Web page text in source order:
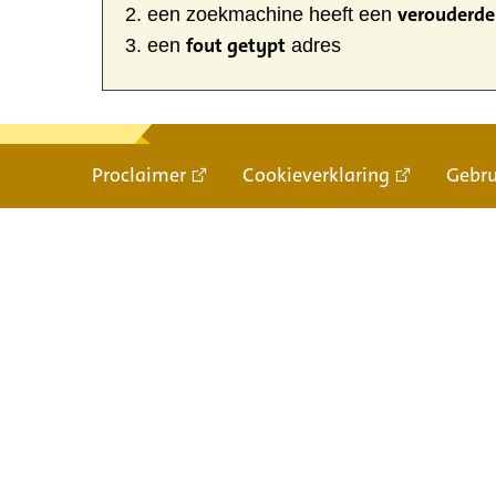
een zoekmachine heeft een
een fout getypt adres
Proclaimer Cookieverklaring